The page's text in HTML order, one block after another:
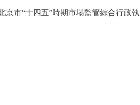
決策公開
京市“十四五”時期市場監管綜合行政